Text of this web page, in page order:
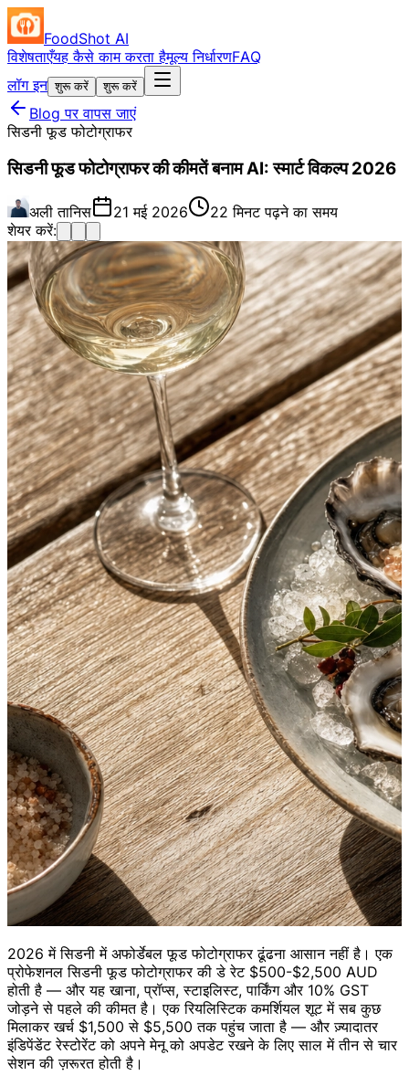
FoodShot AI
विशेषताएँयह कैसे काम करता हैमूल्य निर्धारणFAQ
लॉग इन शुरू करें शुरू करें
Blog पर वापस जाएं
सिडनी फूड फोटोग्राफर
सिडनी फूड फोटोग्राफर की कीमतें बनाम AI: स्मार्ट विकल्प 2026
अली तानिस 21 मई 2026
22 मिनट पढ़ने का समय
शेयर करें:
2026 में सिडनी में अफोर्डेबल फूड फोटोग्राफर ढूंढना आसान नहीं है। एक
प्रोफेशनल सिडनी फूड फोटोग्राफर की डे रेट $500-$2,500 AUD
होती है — और यह खाना, प्रॉप्स, स्टाइलिस्ट, पार्किंग और 10% GST
जोड़ने से पहले की कीमत है। एक रियलिस्टिक कमर्शियल शूट में सब कुछ
मिलाकर खर्च $1,500 से $5,500 तक पहुंच जाता है — और ज़्यादातर
इंडिपेंडेंट रेस्टोरेंट को अपने मेनू को अपडेट रखने के लिए साल में तीन से चार
सेशन की ज़रूरत होती है।